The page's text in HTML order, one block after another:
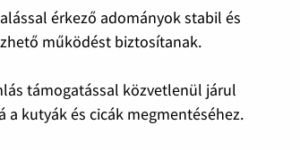
érkező adományok stabil és
működést biztosítanak.
támogatással közvetlenül járul
a kutyák és cicák megmentéséhez.